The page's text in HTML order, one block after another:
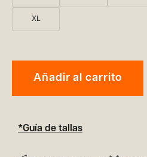
XL
Añadir al carrito
*Guía de tallas